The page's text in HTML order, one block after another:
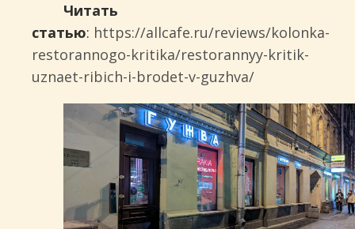
Читать
статью: https://allcafe.ru/reviews/kolonka-
restorannogo-kritika/restorannyy-kritik-
uznaet-ribich-i-brodet-v-guzhva/